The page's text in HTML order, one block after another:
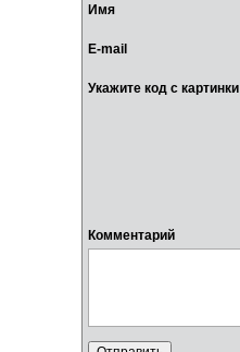
Имя
E-mail
Укажите код с картинки
Комментарий